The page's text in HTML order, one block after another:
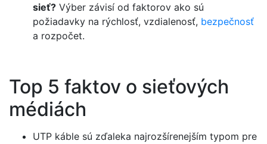
sieť? Výber závisí od faktorov ako sú
požiadavky na rýchlosť, vzdialenosť, bezpečnosť
a rozpočet.
Top 5 faktov o sieťových
médiách
UTP káble sú zďaleka najrozšírenejším typom pre